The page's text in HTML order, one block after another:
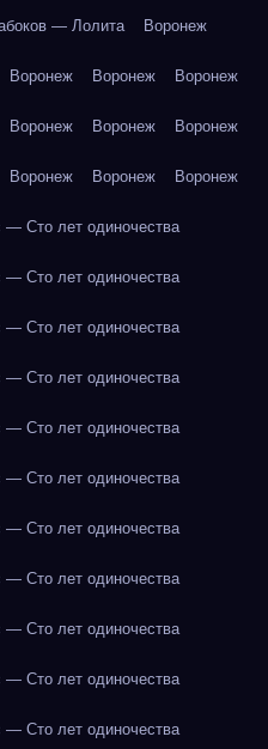
— Лолита Воронеж
Воронеж Воронеж Воронеж
Воронеж Воронеж Воронеж
Воронеж Воронеж Воронеж
— Сто лет одиночества
— Сто лет одиночества
— Сто лет одиночества
— Сто лет одиночества
— Сто лет одиночества
— Сто лет одиночества
— Сто лет одиночества
— Сто лет одиночества
— Сто лет одиночества
— Сто лет одиночества
— Сто лет одиночества